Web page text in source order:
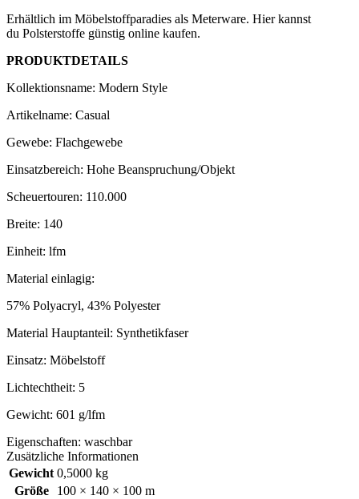
Erhältlich im Möbelstoffparadies als Meterware. Hier kannst
du Polsterstoffe günstig online kaufen.
PRODUKTDETAILS
Kollektionsname: Modern Style
Artikelname: Casual
Gewebe: Flachgewebe
Einsatzbereich: Hohe Beanspruchung/Objekt
Scheuertouren: 110.000
Breite: 140
Einheit: lfm
Material einlagig:
57% Polyacryl, 43% Polyester
Material Hauptanteil: Synthetikfaser
Einsatz: Möbelstoff
Lichtechtheit: 5
Gewicht: 601 g/lfm
Eigenschaften: waschbar
Zusätzliche Informationen
Gewicht 0,5000 kg
Größe
100 × 140 × 100 m